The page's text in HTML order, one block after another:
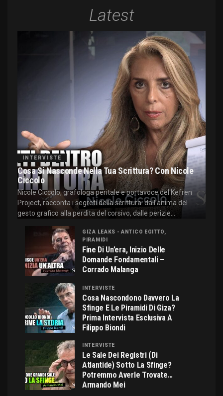
Latest
INTERVISTE
Cosa Si Nasconde Nella Tua Scrittura? Con Nicole
Ciccolo
Nicole Ciccolo, grafologa peritale e portavoce del Kefren
Project, racconta i segreti della scrittura: dall'anima del
gesto grafico alla perdita del corsivo, dalle perizie...
GIZA LEAKS - ANTICO EGITTO,
PIRAMIDI
Fine Di Un’era, Inizio Delle
Domande Fondamentali –
Corrado Malanga
INTERVISTE
Cosa Nascondono Davvero La
Sfinge E Le Piramidi Di Giza?
Prima Intervista Esclusiva A
Filippo Biondi
INTERVISTE
Le Sale Dei Registri (di
Atlantide) Sotto La Sfinge?
Potremmo Averle Trovate…
Armando Mei